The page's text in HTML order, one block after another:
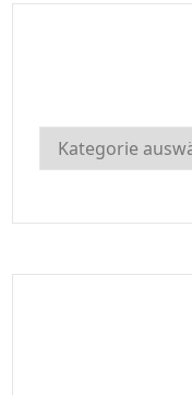
Kategorien